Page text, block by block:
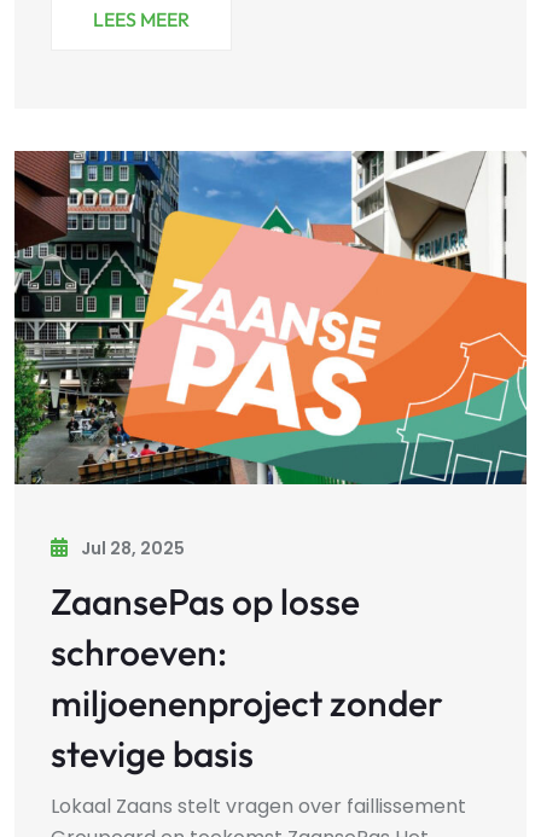
LEES MEER
Jul 28, 2025
ZaansePas op losse
schroeven:
miljoenenproject zonder
stevige basis
Lokaal Zaans stelt vragen over faillissement